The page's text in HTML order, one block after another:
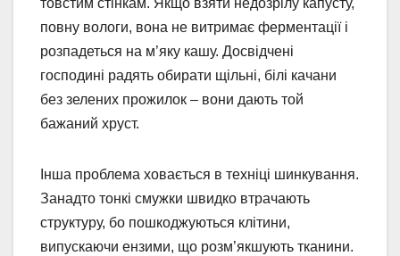
товстим стінкам. Якщо взяти недозрілу капусту,
повну вологи, вона не витримає ферментації і
розпадеться на м’яку кашу. Досвідчені
господині радять обирати щільні, білі качани
без зелених прожилок – вони дають той
бажаний хруст.
Інша проблема ховається в техніці шинкування.
Занадто тонкі смужки швидко втрачають
структуру, бо пошкоджуються клітини,
випускаючи ензими, що розм’якшують тканини.